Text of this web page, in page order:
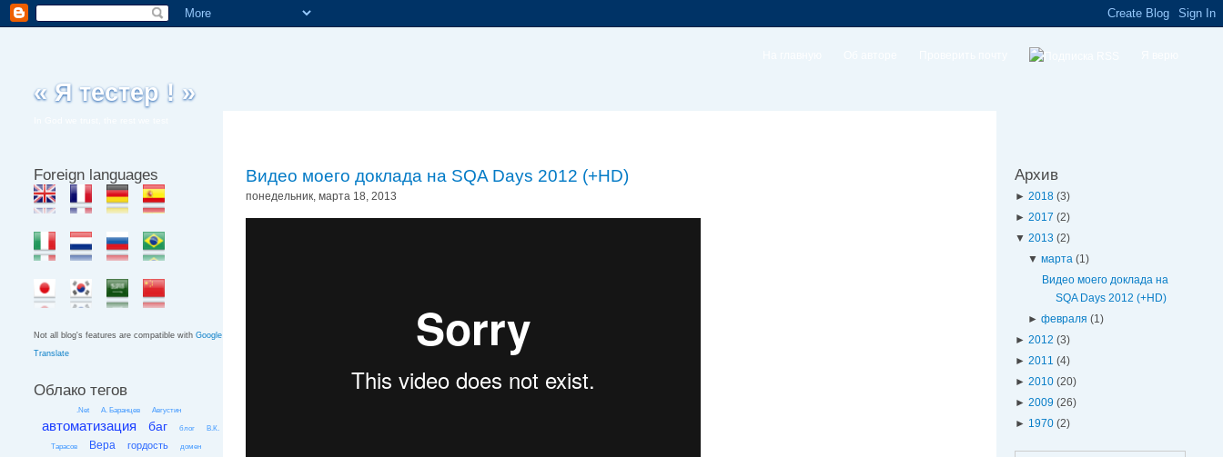
« Я тестер ! »
Foreign languages
Not all blog's features are compatible with Google
Translate
Облако тегов
.Net А. Баранцев Августин
автоматизация баг блог В.К.
Тарасов Вера гордость домен
Видео моего доклада на SQA Days 2012 (+HD)
понедельник, марта 18, 2013
Архив
► 2018 (3)
► 2017 (2)
▼ 2013 (2)
▼марта(1)
Видео моего доклада на
SQA Days 2012 (+HD)
►февраля(1)
► 2012 (3)
► 2011 (4)
► 2010 (20)
► 2009 (26)
► 1970 (2)